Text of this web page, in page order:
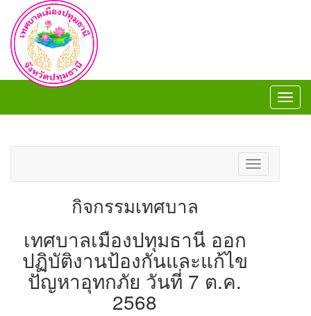
Toggle
navigation
กิจกรรมเทศบาล
เทศบาลเมืองปทุมธานี ออก
ปฏิบัติงานป้องกันและแก้ไข
ปัญหาอุทกภัย วันที่ 7 ต.ค.
2568